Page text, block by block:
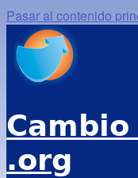
Pasar al contenido
.org